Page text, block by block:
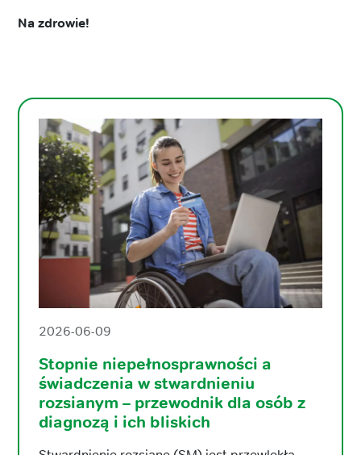
Na zdrowie!
2026-06-09
Stopnie niepełnosprawności a
świadczenia w stwardnieniu
rozsianym – przewodnik dla osób z
diagnozą i ich bliskich